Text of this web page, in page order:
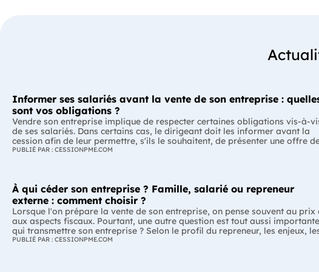
Informer ses salariés avant la vente de son entreprise :
sont vos obligations ?
Vendre son entreprise implique de respecter certaines obligations vis-à-
de ses salariés. Dans certains cas, le dirigeant doit les informer avant la
cession afin de leur permettre, s'ils le souhaitent, de présenter une offre
reprise. Quelles entreprises sont concernées ? Quels délais faut-il respecter
salariés. Cette obligation concerne la vente d'un fonds de commerce ou la
cession de la majorité des titres d'une société. Le délai d'information varie
selon la taille de l'entreprise. Les salariés peuvent présenter une offre de
reprise, mais ne peuvent pas empêcher la vente. Quelles entreprises sont
concernées par l'obligation d'information des salariés ? L'obligation
d'information concerne uniquement certaines entreprises et certaines
PUBLIÉ PAR : CESSIONPME.COM
À qui céder son entreprise ? Famille, salarié ou repreneur
externe : comment choisir ?
Lorsque l'on prépare la vente de son entreprise, on pense souvent au prix
aux aspects fiscaux. Pourtant, une autre question est tout aussi
qui transmettre son entreprise ? Selon le profil du repreneur, les enjeux,
avantages et les contraintes peuvent être très différents. L'essentiel Il
PUBLIÉ PAR : CESSIONPME.COM